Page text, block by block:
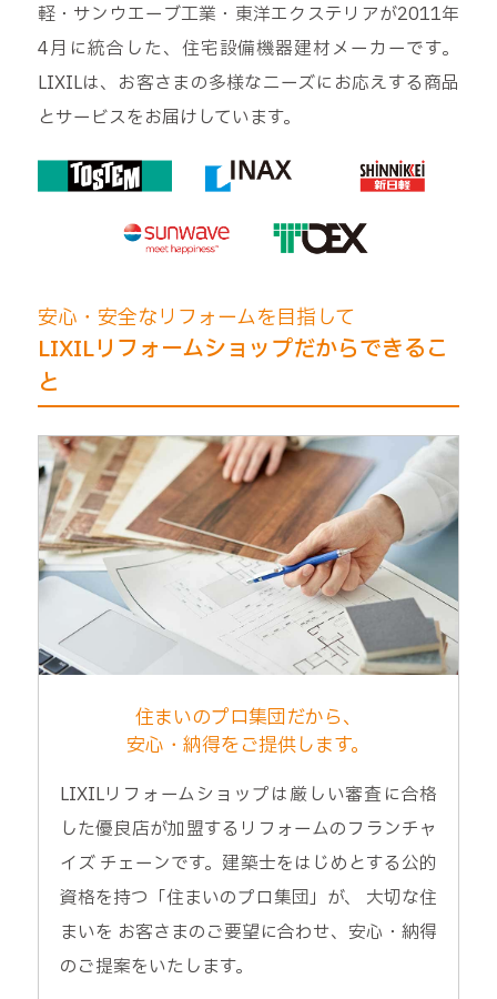
軽・サンウエーブ工業・東洋エクステリアが2011年
4月に統合した、住宅設備機器建材メーカーです。
LIXILは、お客さまの多様なニーズにお応えする商品
とサービスをお届けしています。
安心・安全なリフォームを目指して
LIXILリフォームショップだからできるこ
と
住まいのプロ集団だから、
安心・納得をご提供します。
LIXILリフォームショップは厳しい審査に合格
した優良店が加盟するリフォームのフランチャ
イズ チェーンです。建築士をはじめとする公的
資格を持つ「住まいのプロ集団」が、 大切な住
まいを お客さまのご要望に合わせ、安心・納得
のご提案をいたします。